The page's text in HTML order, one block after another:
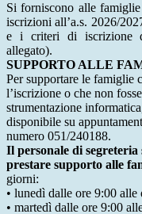
Si forniscono alle
iscrizioni all’a.s. 2026/
e i criteri di iscrizione
allegato).
SUPPORTO ALLE
Per supportare le famiglie
l’iscrizione o che non
strumentazione
disponibile su
numero 051/240188.
Il personale di segreteria
prestare supporto alle
giorni:
• lunedì dalle ore 9:00 alle
• martedì dalle ore 9:00